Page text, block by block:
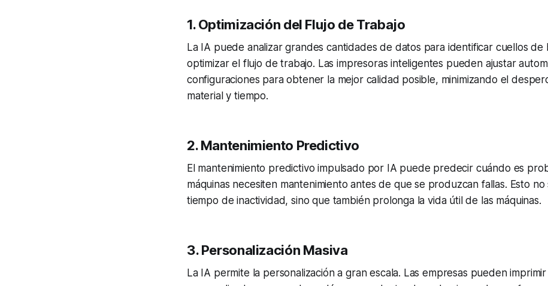
1.Optimización del Flujo de Trabajo
La IA puede analizar grandes cantidades de datos para identificar cuellos de
optimizar el flujo de trabajo. Las impresoras inteligentes pueden ajustar
configuraciones para obtener la mejor calidad posible, minimizando el
material y tiempo.
2.Mantenimiento Predictivo
El mantenimiento predictivo impulsado por IA puede predecir cuándo es
máquinas necesiten mantenimiento antes de que se produzcan fallas. Esto no
tiempo de inactividad, sino que también prolonga la vida útil de las máquinas.
3.Personalización Masiva
La IA permite la personalización a gran escala. Las empresas pueden